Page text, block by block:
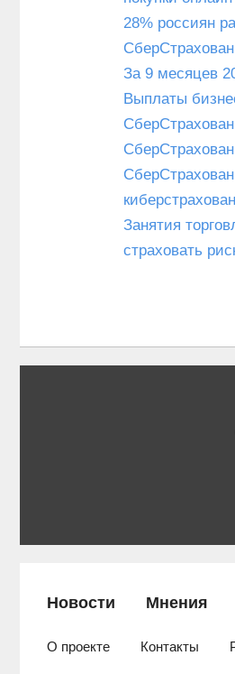
28% россиян
За 9 месяцев
Выплаты
Занятия
страховать
Новости Мнения
О проекте Контакты